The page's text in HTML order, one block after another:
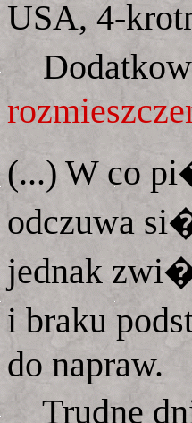
USA, 4-
(...) W co
odczuwa
jednak
i braku
do napraw.
Trudne